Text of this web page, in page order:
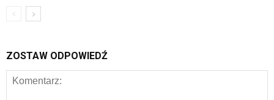
ZOSTAW ODPOWIEDŹ